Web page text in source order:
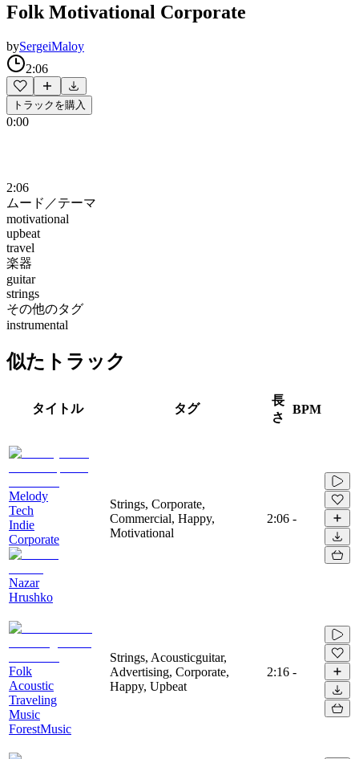
Folk Motivational Corporate
bySergeiMaloy
2:06
トラックを購入
0:00
2:06
ムード／テーマ
motivational
upbeat
travel
楽器
guitar
strings
その他のタグ
instrumental
似たトラック
タイトル タグ
長
さ
BPM
Melody
Tech
Indie
Corporate
Nazar
Hrushko
Strings, Corporate,
Commercial, Happy,
Motivational
2:06 -
Folk
Acoustic
Traveling
Music
ForestMusic
Strings, Acousticguitar,
Advertising, Corporate,
Happy, Upbeat
2:16 -